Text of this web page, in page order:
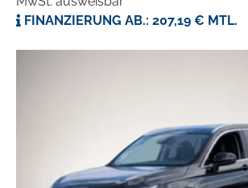
FINANZIERUNG AB.: 207,19 € MTL.